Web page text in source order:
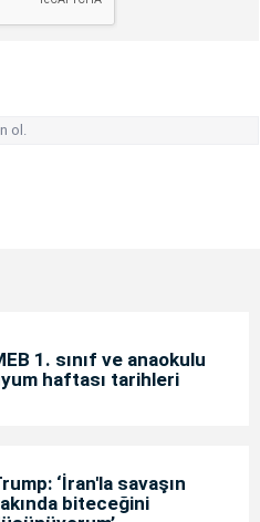
ol.
1. sınıf ve anaokulu
haftası tarihleri
‘İran'la savaşın
biteceğini